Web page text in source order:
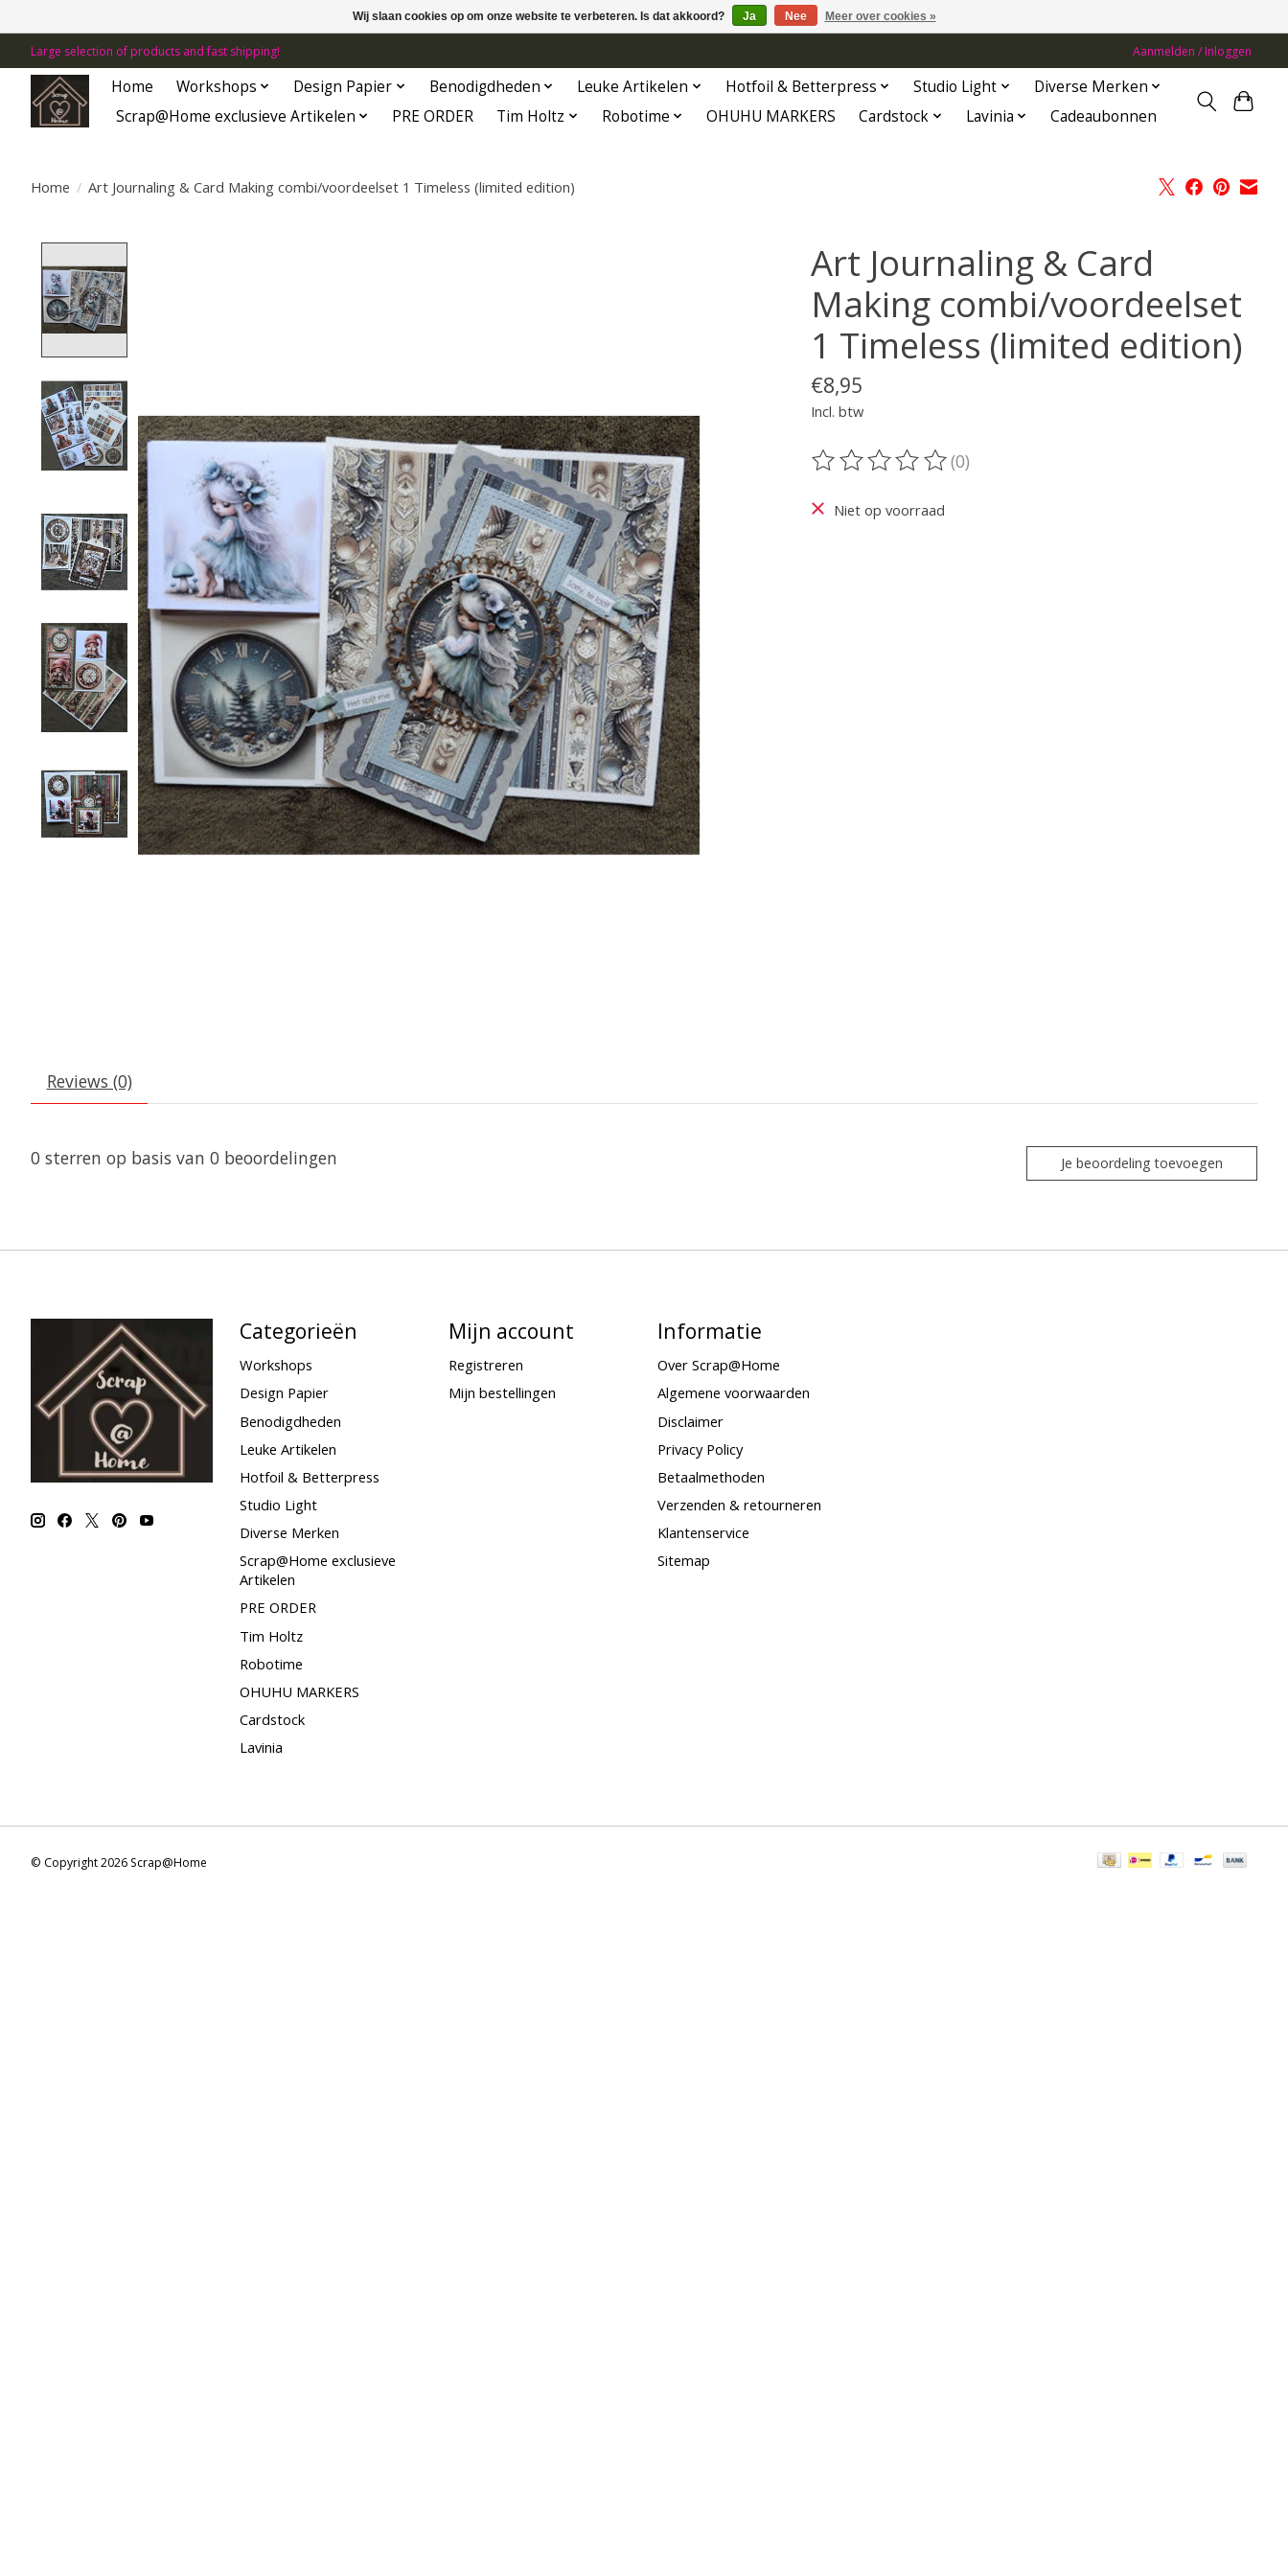
Large selection of products and fast shipping! Aanmelden / Inloggen
Home Workshops Design Papier Benodigdheden Leuke Artikelen Hotfoil & Betterpress Studio Light
Diverse Merken
Scrap@Home exclusieve Artikelen
PRE ORDER Tim Holtz Robotime OHUHU MARKERS Cardstock Lavinia Cadeaubonnen
Home / Art Journaling & Card Making combi/voordeelset 1 Timeless (limited edition)
Art Journaling & Card
Making combi/voordeelset
1 Timeless (limited edition)
€8,95
Incl. btw
De beoordeling van dit product is
(0)
Niet op voorraad
Reviews (0)
0 sterren op basis van 0 beoordelingen Je beoordeling toevoegen
Categorieën
Workshops
Design Papier
Benodigdheden
Leuke Artikelen
Hotfoil & Betterpress
Studio Light
Diverse Merken
Scrap@Home exclusieve
Artikelen
PRE ORDER
Tim Holtz
Robotime
OHUHU MARKERS
Cardstock
Lavinia
Mijn account
Registreren
Mijn bestellingen
Informatie
Over Scrap@Home
Algemene voorwaarden
Disclaimer
Privacy Policy
Betaalmethoden
Verzenden & retourneren
Klantenservice
Sitemap
© Copyright 2026 Scrap@Home
Wij slaan cookies op om onze website te verbeteren. Is dat akkoord? Ja Nee Meer over cookies »